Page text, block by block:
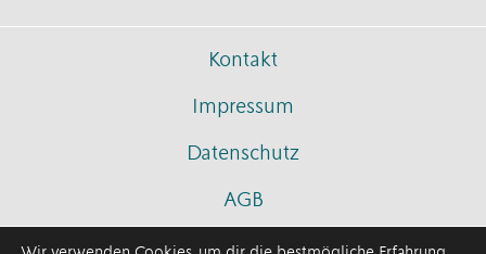
Kontakt
Impressum
Datenschutz
AGB